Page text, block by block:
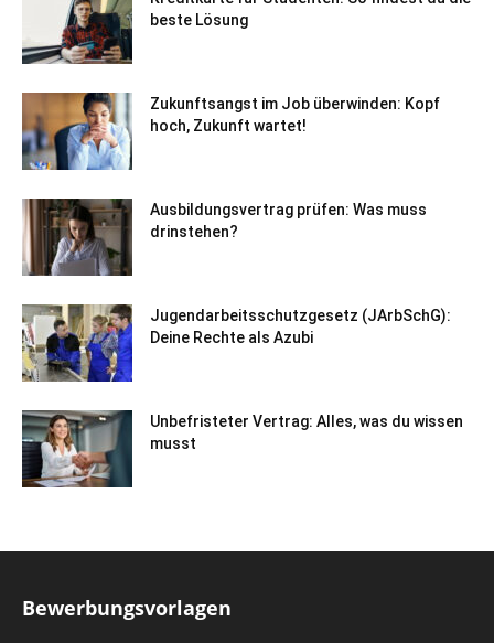
beste Lösung
Zukunftsangst im Job überwinden: Kopf
hoch, Zukunft wartet!
Ausbildungsvertrag prüfen: Was muss
drinstehen?
Jugendarbeitsschutzgesetz (JArbSchG):
Deine Rechte als Azubi
Unbefristeter Vertrag: Alles, was du wissen
musst
Bewerbungsvorlagen